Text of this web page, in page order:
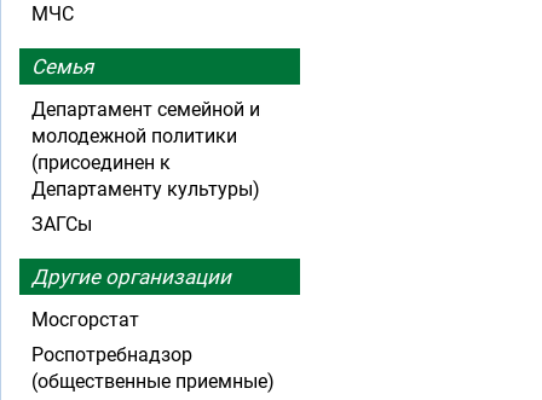
МЧС
Семья
Департамент семейной и
молодежной политики
(присоединен к
Департаменту культуры)
ЗАГСы
Другие организации
Мосгорстат
Роспотребнадзор
(общественные приемные)